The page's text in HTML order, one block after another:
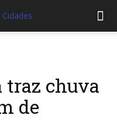
traz chuva
de